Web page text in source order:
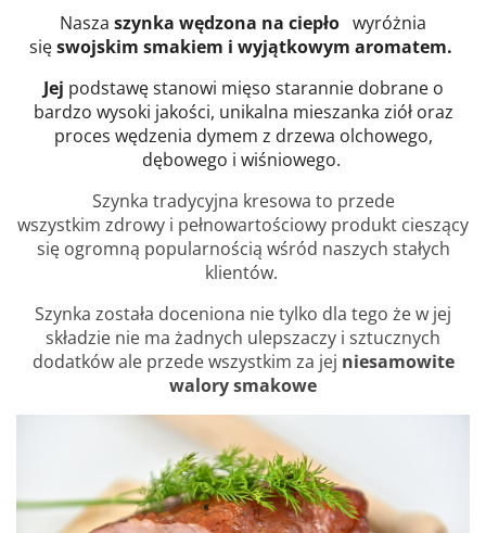
Nasza szynka wędzona na ciepło wyróżnia
sięswojskim smakiem i wyjątkowym aromatem.
Jej podstawę stanowi mięso starannie dobrane o
bardzo wysoki jakości, unikalna mieszanka ziół oraz
proces wędzenia dymem z drzewa olchowego,
dębowego i wiśniowego.
Szynka tradycyjna kresowa to przede
wszystkim zdrowy i pełnowartościowy produkt cieszący
się ogromną popularnością wśród naszych stałych
klientów.
Szynka została doceniona nie tylko dla tego że w jej
składzie nie ma żadnych ulepszaczy i sztucznych
dodatków ale przede wszystkim za jej niesamowite
walory smakowe